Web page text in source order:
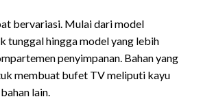
bervariasi. Mulai dari model
tunggal hingga model yang lebih
penyimpanan. Bahan yang
membuat bufet TV meliputi kayu
lain.